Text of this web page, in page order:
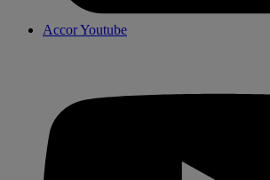
Accor Youtube